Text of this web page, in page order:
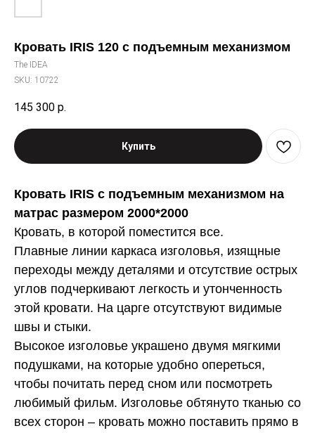
Кровать IRIS 120 с подъемным механизмом
The IDEA
SKU: 10722
145 300 р.
Купить
Кровать IRIS с подъемным механизмом на
матрас размером 2000*2000
Кровать, в которой поместится все.
Плавные линии каркаса изголовья, изящные
переходы между деталями и отсутствие острых
углов подчеркивают легкость и утонченность
этой кровати. На царге отсутствуют видимые
швы и стыки.
Высокое изголовье украшено двумя мягкими
подушками, на которые удобно опереться,
чтобы почитать перед сном или посмотреть
любимый фильм. Изголовье обтянуто тканью со
всех сторон – кровать можно поставить прямо в